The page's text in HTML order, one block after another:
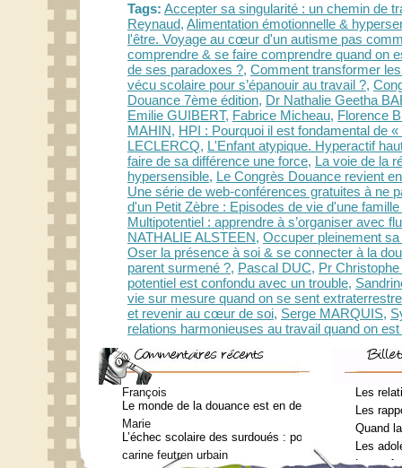
Tags: Accepter sa singularité : un chemin de
Reynaud, Alimentation émotionnelle &
l'être. Voyage au cœur d'un autisme pas
comprendre & se faire comprendre quand on
de ses paradoxes ?, Comment transformer
vécu scolaire pour s’épanouir au travail ?,
Douance 7ème édition, Dr Nathalie Geetha
Emilie GUIBERT, Fabrice Micheau, Florence
MAHIN, HPI : Pourquoi il est fondamental de
LECLERCQ, L'Enfant atypique. Hyperactif
faire de sa différence une force, La voie de la
hypersensible, Le Congrès Douance revient
Une série de web-conférences gratuites à ne
d'un Petit Zèbre : Episodes de vie d'une
Multipotentiel : apprendre à s’organiser avec
NATHALIE ALSTEEN, Occuper pleinement
Oser la présence à soi & se connecter à la
parent surmené ?, Pascal DUC, Pr
potentiel est confondu avec un trouble,
vie sur mesure quand on se sent extraterrestre
et revenir au cœur de soi, Serge MARQUIS,
relations harmonieuses au travail quand on
François
Le monde de la douance est en deuil : Jean-Charles
Marie
L’échec scolaire des surdoués : pourquoi ? (Journal
carine feutren urbain
Les
Les
Quand
Les
Les